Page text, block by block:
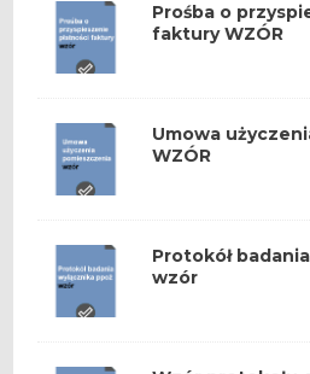
Prośba o
faktury WZÓR
Umowa
WZÓR
Protokół
wzór